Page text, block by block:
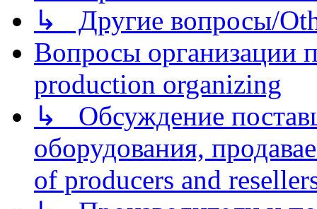
↳ Другие вопросы/
Вопросы организации
production organizing
↳ Обсуждение
оборудования,
of producers and